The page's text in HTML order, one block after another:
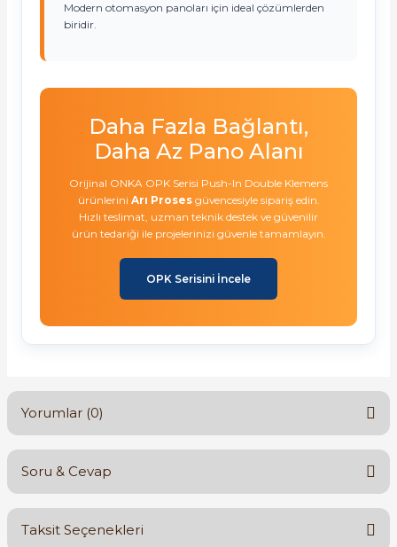
Modern otomasyon panoları için ideal çözümlerden
biridir.
Daha Fazla Bağlantı,
Daha Az Pano Alanı
Orijinal ONKA OPK Serisi Push-In Double Klemens
ürünlerini Arı Prosesgüvencesiyle sipariş edin.
Hızlı teslimat, uzman teknik destek ve güvenilir
ürün tedariği ile projelerinizi güvenle tamamlayın.
OPK Serisini İncele
Yorumlar (0)
Bu ürüne ilk yorumu siz yapın!
Soru & Cevap
Taksit Seçenekleri